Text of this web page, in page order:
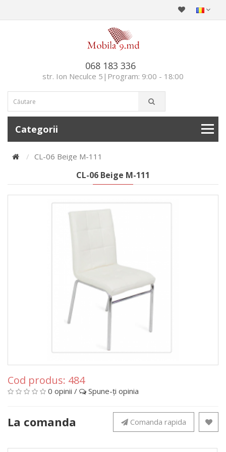
068 183 336
str. Ion Neculce 5|Program: 9:00 - 18:00
Categorii
CL-06 Beige M-111
CL-06 Beige M-111
Cod produs: 484
0 opinii / Spune-ţi opinia
La comanda Comanda rapida